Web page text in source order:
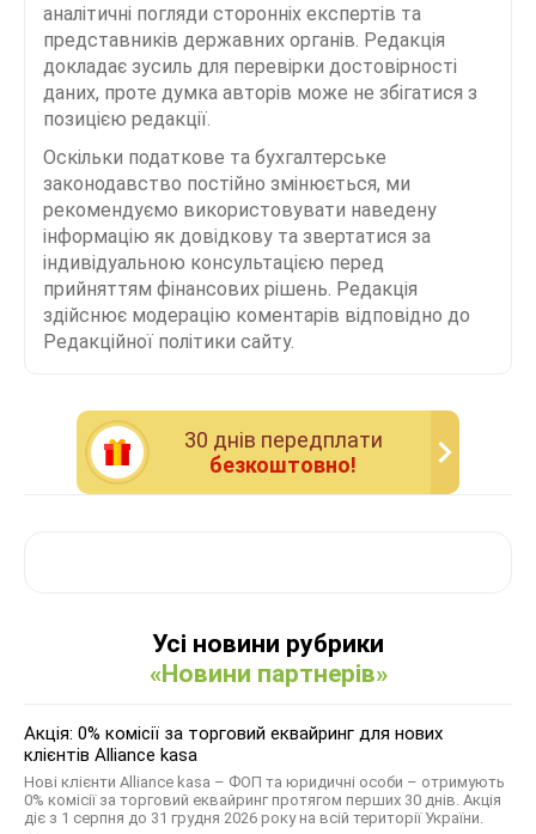
аналітичні погляди сторонніх експертів та
представників державних органів. Редакція
докладає зусиль для перевірки достовірності
даних, проте думка авторів може не збігатися з
позицією редакції.
Оскільки податкове та бухгалтерське
законодавство постійно змінюється, ми
рекомендуємо використовувати наведену
інформацію як довідкову та звертатися за
індивідуальною консультацією перед
прийняттям фінансових рішень. Редакція
здійснює модерацію коментарів відповідно до
Редакційної політики сайту.
30 днiв передплати
безкоштовно!
Усі новини рубрики
«Новини партнерів»
Акція: 0% комісії за торговий еквайринг для нових
клієнтів Alliance kasa
Нові клієнти Alliance kasa – ФОП та юридичні особи – отримують
0% комісії за торговий еквайринг протягом перших 30 днів. Акція
діє з 1 серпня до 31 грудня 2026 року на всій території України.